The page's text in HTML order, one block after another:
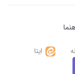
ایتا